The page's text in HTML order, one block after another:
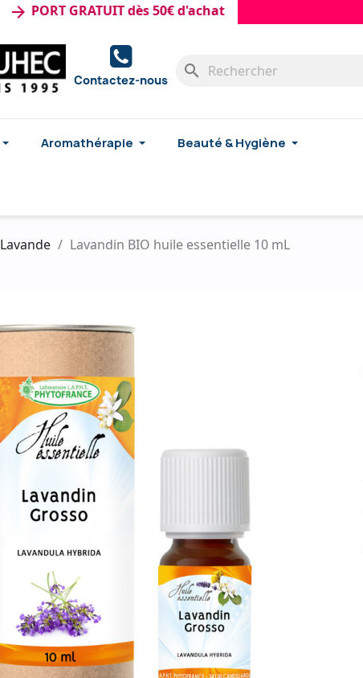
PORT GRATUIT dès 50€ d'achat
Contactez-nous search
Aromathérapie Beauté & Hygiène
Lavande Lavandin BIO huile essentielle 10 mL